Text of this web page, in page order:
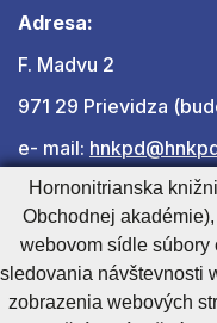
Adresa:
F. Madvu 2
971 29 Prievidza
e- mail:
Ďalšie kontakty
Cookies nastavenie
Hornonitrianska
Obchodnej
webovom sídle súbory
sledovania návštevnosti
zobrazenia webových